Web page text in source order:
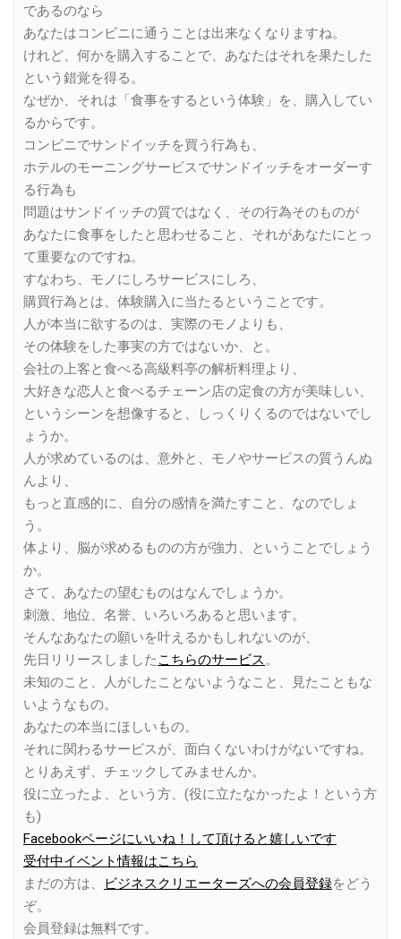
であるのなら
あなたはコンビニに通うことは出来なくなりますね。
けれど、何かを購入することで、あなたはそれを果たした
という錯覚を得る。
なぜか、それは「食事をするという体験」を、購入してい
るからです。
コンビニでサンドイッチを買う行為も、
ホテルのモーニングサービスでサンドイッチをオーダーす
る行為も
問題はサンドイッチの質ではなく、その行為そのものが
あなたに食事をしたと思わせること、それがあなたにとっ
て重要なのですね。
すなわち、モノにしろサービスにしろ、
購買行為とは、体験購入に当たるということです。
人が本当に欲するのは、実際のモノよりも、
その体験をした事実の方ではないか、と。
会社の上客と食べる高級料亭の解析料理より、
大好きな恋人と食べるチェーン店の定食の方が美味しい、
というシーンを想像すると、しっくりくるのではないでし
ょうか。
人が求めているのは、意外と、モノやサービスの質うんぬ
んより、
もっと直感的に、自分の感情を満たすこと、なのでしょ
う。
体より、脳が求めるものの方が強力、ということでしょう
か。
さて、あなたの望むものはなんでしょうか。
刺激、地位、名誉、いろいろあると思います。
そんなあなたの願いを叶えるかもしれないのが、
先日リリースしました こちらのサービス。
未知のこと、人がしたことないようなこと、見たこともな
いようなもの。
あなたの本当にほしいもの。
それに関わるサービスが、面白くないわけがないですね。
とりあえず、チェックしてみませんか。
役に立ったよ、という方、(役に立たなかったよ！という方
も)
Facebookページにいいね！して頂けると嬉しいです
受付中イベント情報はこちら
まだの方は、
ビジネスクリエーターズへの会員登録をどう
ぞ。
会員登録は無料です。